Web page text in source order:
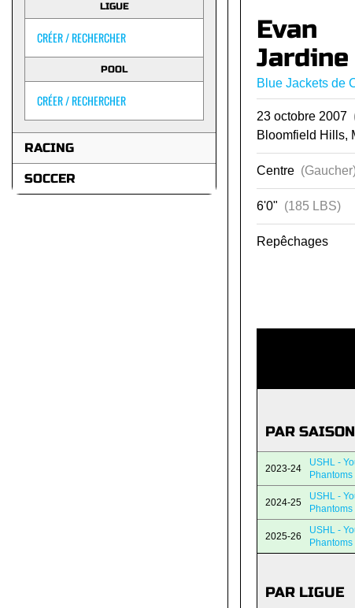
LIGUE
CRÉER / RECHERCHER
POOL
CRÉER / RECHERCHER
RACING
SOCCER
Evan
Jardine
Blue Jackets de
23 octobre 2007
Bloomfield Hills,
Centre
6'0" (185 LBS)
Repêchages
PAR SAISON
2023-24
USHL -
Phantoms
2024-25
USHL -
Phantoms
2025-26
USHL -
Phantoms
PAR LIGUE